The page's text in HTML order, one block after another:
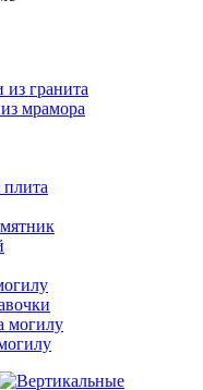
гранита
мрамора
могилу